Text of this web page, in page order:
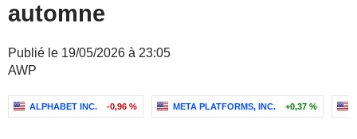
automne
Publié le 19/05/2026 à 23:05
AWP
ALPHABET INC. -0,96 % META PLATFORMS, INC. +0,37 %